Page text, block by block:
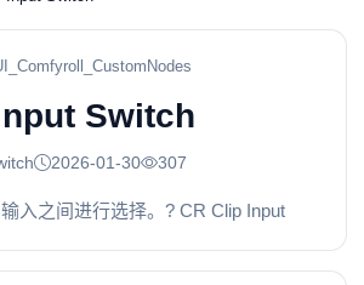
Switch
2026-01-30 307
入之间进行选择。? CR Clip Input